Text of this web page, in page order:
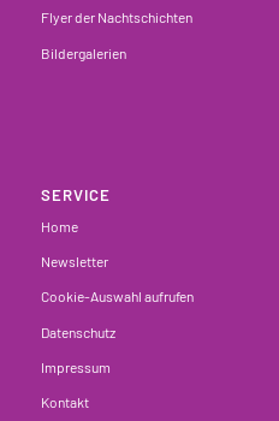
Flyer der Nachtschichten
Bildergalerien
SERVICE
Home
Newsletter
Cookie-Auswahl aufrufen
Datenschutz
Impressum
Kontakt